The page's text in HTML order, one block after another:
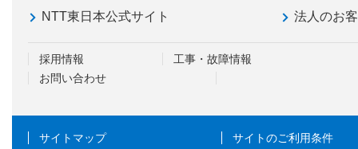
NTT東日本公式サイト 法人のお
採用情報
工事・故障情報
お問い合わせ
サイトマップ
サイトのご利用条件